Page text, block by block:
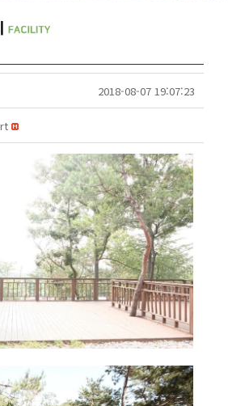
2018-08-07 19:07:23